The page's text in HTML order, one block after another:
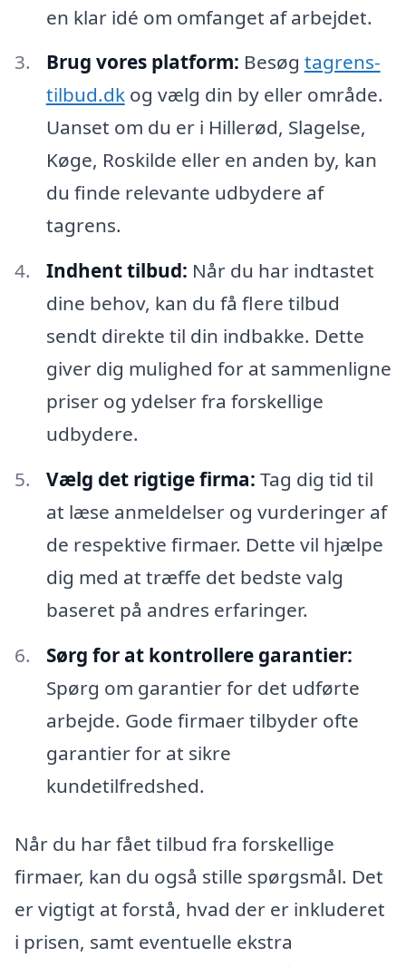
en klar idé om omfanget af arbejdet.
Brug vores platform: Besøg tagrens-
tilbud.dkog vælg din by eller område.
Uanset om du er i Hillerød, Slagelse,
Køge, Roskilde eller en anden by, kan
du finde relevante udbydere af
tagrens.
Indhent tilbud: Når du har indtastet
dine behov, kan du få flere tilbud
sendt direkte til din indbakke. Dette
giver dig mulighed for at sammenligne
priser og ydelser fra forskellige
udbydere.
Vælg det rigtige firma: Tag dig tid til
at læse anmeldelser og vurderinger af
de respektive firmaer. Dette vil hjælpe
dig med at træffe det bedste valg
baseret på andres erfaringer.
Sørg for at kontrollere garantier:
Spørg om garantier for det udførte
arbejde. Gode firmaer tilbyder ofte
garantier for at sikre
kundetilfredshed.
Når du har fået tilbud fra forskellige
firmaer, kan du også stille spørgsmål. Det
er vigtigt at forstå, hvad der er inkluderet
i prisen, samt eventuelle ekstra